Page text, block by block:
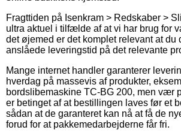
Fragttiden på Isenkram > Redskaber >
ultra aktuel i tilfælde af at vi har brug for
det øjemed er det komplet relevant at du
anslåede leveringstid på det relevante
Mange internet handler garanterer
hverdag på massevis af produkter,
bordslibemaskine TC-BG 200, men vær
er betinget af at bestillingen laves før et
sådan at de garanteret kan nå at få de
forud for at pakkemedarbejderne får fri.